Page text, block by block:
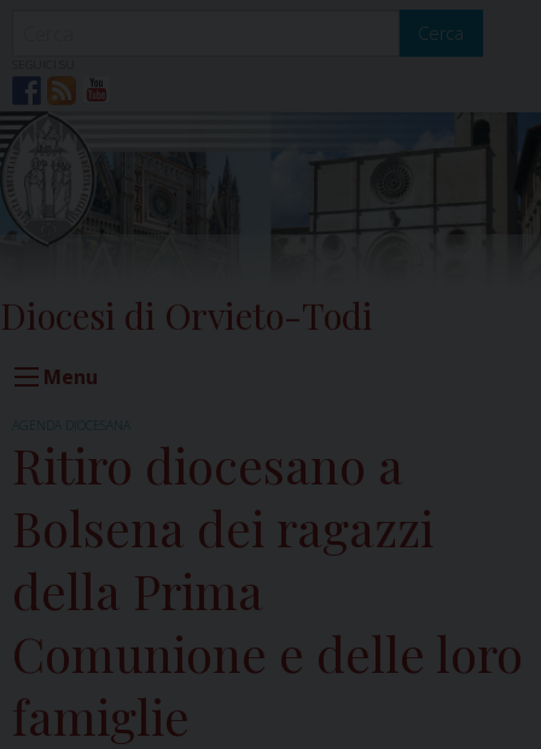
Cerca
Diocesi di Orvieto-Todi
Menu
AGENDA DIOCESANA
Ritiro diocesano a
Bolsena dei ragazzi
della Prima
Comunione e delle loro
famiglie